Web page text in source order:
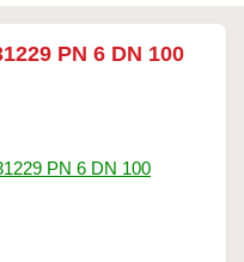
PN 6 DN 100